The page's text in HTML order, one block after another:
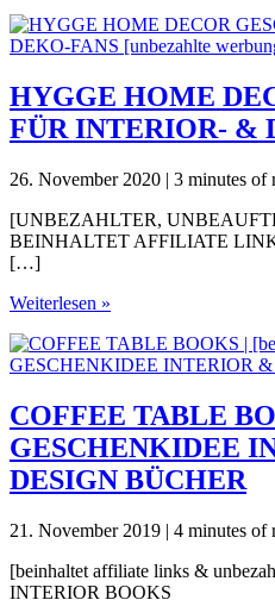
HYGGE HOME
FÜR INTERIOR- &
26. November 2020 | 3 minutes of
[UNBEZAHLTER,
BEINHALTET AFFILIATE
[…]
HYGGE
DECOR
GESCHENKE
INTERIOR-
&
DEKO-
FANS
Weiterlesen »
COFFEE TABLE
GESCHENKIDEE
DESIGN BÜCHER
21. November 2019 | 4 minutes of
[beinhaltet affiliate links &
INTERIOR BOOKS